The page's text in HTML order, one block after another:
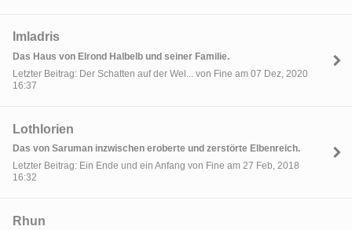
Imladris
Das Haus von Elrond Halbelb und seiner Familie.
Letzter Beitrag: Der Schatten auf der Wel... von Fine am 07 Dez, 2020
16:37
Lothlorien
Das von Saruman inzwischen eroberte und zerstörte Elbenreich.
Letzter Beitrag: Ein Ende und ein Anfang von Fine am 27 Feb, 2018
16:32
Rhun